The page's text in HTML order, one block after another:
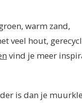
warm zand,
veel hout,
vind je meer
is dan je